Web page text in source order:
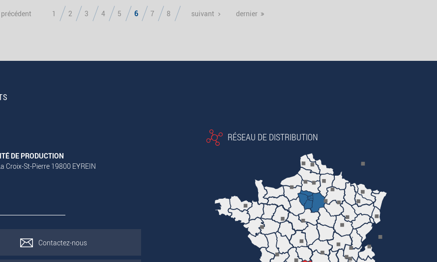
précédent 1 2 3 4 5 6 7 8 suivant dernier
DE PRODUCTION
Croix-St-Pierre 19800 EYREIN
Contactez-nous
RÉSEAU DE DISTRIBUTION